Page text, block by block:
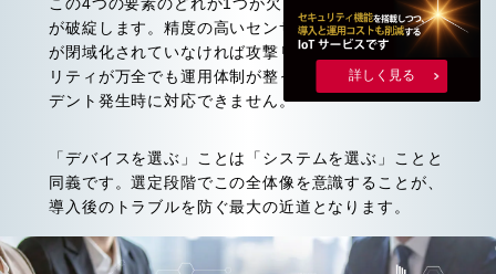
が破綻します。精度の高いセンサーを導入しても通信
が閉域化されていなければ攻撃リスクが残り、セキュ
リティが万全でも運用体制が整っていなければインシ
デント発生時に対応できません。
「デバイスを選ぶ」ことは「システムを選ぶ」ことと
同義です。選定段階でこの全体像を意識することが、
導入後のトラブルを防ぐ最大の近道となります。
詳しく見る